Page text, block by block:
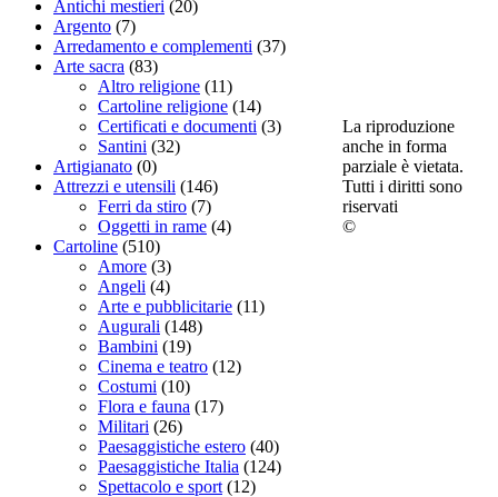
Antichi mestieri (20)
Argento (7)
Arredamento e complementi (37)
Arte sacra (83)
Altro religione (11)
Cartoline religione (14)
Certificati e documenti (3)
Santini (32)
Artigianato (0)
Attrezzi e utensili (146)
Ferri da stiro (7)
Oggetti in rame (4)
Cartoline (510)
Amore (3)
Angeli (4)
Arte e pubblicitarie (11)
Augurali (148)
Bambini (19)
Cinema e teatro (12)
Costumi (10)
Flora e fauna (17)
Militari (26)
Paesaggistiche estero (40)
Paesaggistiche Italia (124)
Spettacolo e sport (12)
La riproduzione
anche in forma
parziale è vietata.
Tutti i diritti sono
riservati
©